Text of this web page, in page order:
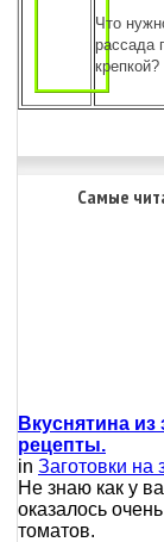
Что
рассада
крепкой?
Самые
Вкуснятина
рецепты.
in Заготовки на
Не знаю как у
оказалось
томатов.